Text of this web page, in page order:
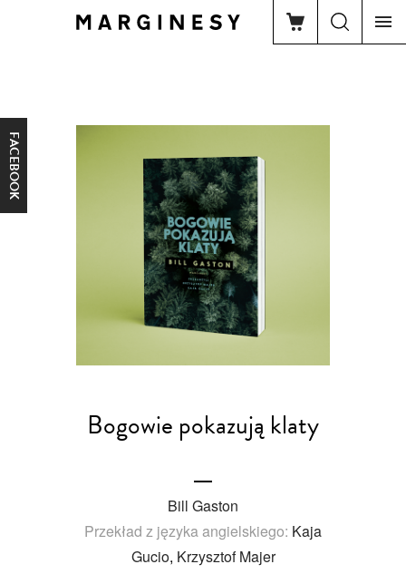
FACEBOOK
Bogowie pokazują klaty
Bill Gaston
Przekład z języka angielskiego: Kaja
Gucio, Krzysztof Majer